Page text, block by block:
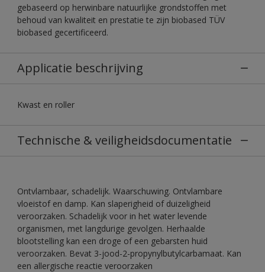
gebaseerd op herwinbare natuurlijke grondstoffen met
behoud van kwaliteit en prestatie te zijn biobased TÜV
biobased gecertificeerd.
Applicatie beschrijving
Kwast en roller
Technische & veiligheidsdocumentatie
Ontvlambaar, schadelijk. Waarschuwing. Ontvlambare
vloeistof en damp. Kan slaperigheid of duizeligheid
veroorzaken. Schadelijk voor in het water levende
organismen, met langdurige gevolgen. Herhaalde
blootstelling kan een droge of een gebarsten huid
veroorzaken. Bevat 3-jood-2-propynylbutylcarbamaat. Kan
een allergische reactie veroorzaken